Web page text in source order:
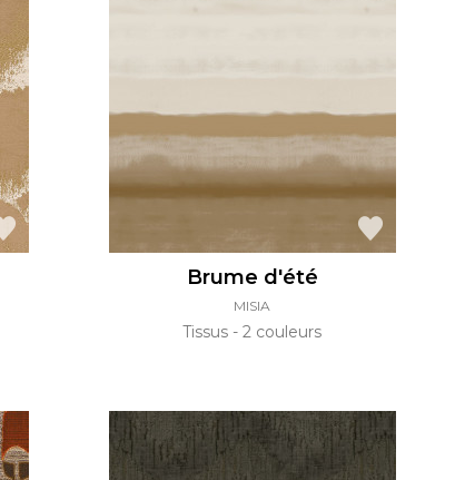
Brume d'été
MISIA
Tissus 2 couleurs